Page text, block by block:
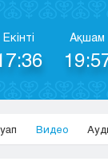
Екінті Ақшам
Видео